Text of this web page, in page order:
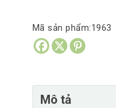
phối
hồng
tone
Mã sản phẩm:1963
Mô tả